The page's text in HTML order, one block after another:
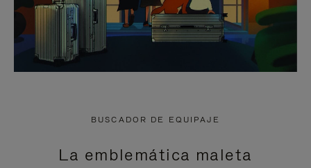
BUSCADOR DE EQUIPAJE
La emblemática maleta